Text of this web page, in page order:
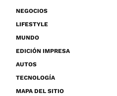
NEGOCIOS
LIFESTYLE
MUNDO
EDICIÓN IMPRESA
AUTOS
TECNOLOGÍA
MAPA DEL SITIO